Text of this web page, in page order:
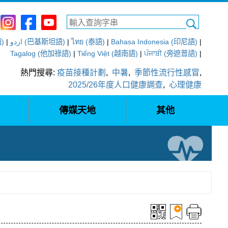
) | اردو (巴基斯坦語) |ไทย (泰語) | Bahasa Indonesia (印尼語) |
Tagalog (他加祿語) | Tiếng Việt (越南語) |ਪੰਜਾਬੀ (旁遮普語) |
熱門搜尋: 疫苗接種計劃 , 中暑, 季節性流行性感冒,
2025/26年度人口健康調查, 心理健康
傳媒天地 其他